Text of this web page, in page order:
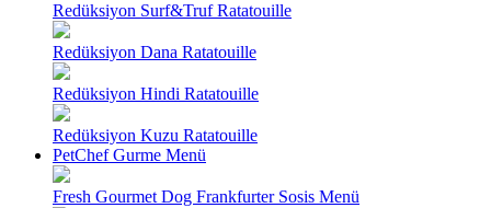
Redüksiyon Surf&Truf Ratatouille
Redüksiyon Dana Ratatouille
Redüksiyon Hindi Ratatouille
Redüksiyon Kuzu Ratatouille
PetChef Gurme Menü
Fresh Gourmet Dog Frankfurter Sosis Menü